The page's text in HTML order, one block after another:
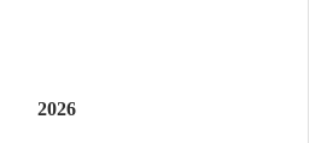
2026